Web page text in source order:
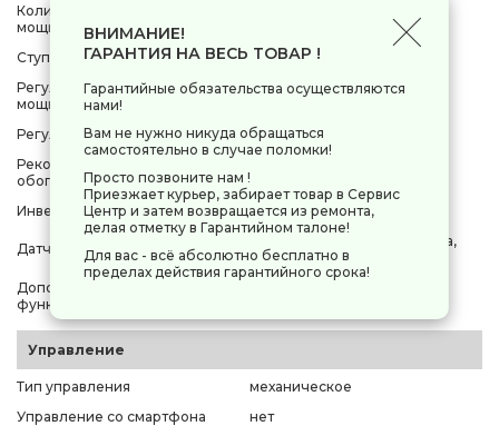
Количество уровней
мощности
Ступени мощности
500 Вт
Регулировка ступеней
мощности
нет
Регулировка температуры
есть
Рекомендуемая площадь
обогрева
Инверторная технология нет
Датчики
датчик защиты от перегрева,
датчик падения
Дополнительные режимы и
функции
Управление
Тип управления
механическое
Управление со смартфона
нет
ВНИМАНИЕ!
ГАРАНТИЯ НА ВЕСЬ ТОВАР !
Гарантийные обязательства осуществляются
нами!
Вам не нужно никуда обращаться
самостоятельно в случае поломки!
Просто позвоните нам !
Приезжает курьер, забирает товар в Сервис
Центр и затем возвращается из ремонта,
делая отметку в Гарантийном талоне!
Для вас - всё абсолютно бесплатно в
пределах действия гарантийного срока!